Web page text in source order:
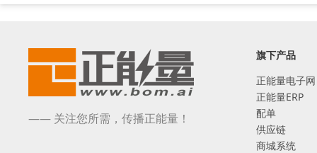
—— 关注您所需，传播正能量！
旗下产品
正能量电子网
正能量ERP
配单
供应链
商城系统